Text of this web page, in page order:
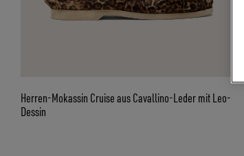
Herren-Mokassin Cruise aus Cavallino-Leder mit Leo-
Dessin